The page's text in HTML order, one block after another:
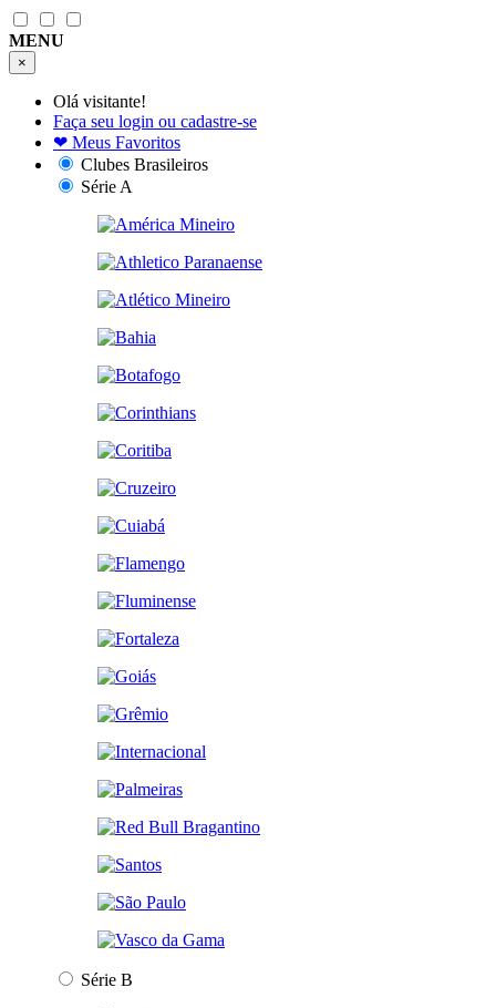
MENU
×
Olá visitante!
Faça seu login ou cadastre-se
❤ Meus Favoritos
Clubes Brasileiros
Série A
Série B